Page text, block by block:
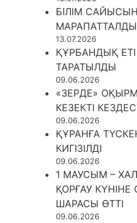
БІЛІМ
МАРАПАТТАЛДЫ
13.07.2026
ҚҰРБАНДЫҚ
ТАРАТЫЛДЫ
09.06.2026
«ЗЕРДЕ»
КЕЗЕКТІ
09.06.2026
ҚҰРАНҒА
КИГІЗІЛДІ
09.06.2026
1 МАУСЫМ –
ҚОРҒАУ
ШАРАСЫ ӨТТІ
09.06.2026